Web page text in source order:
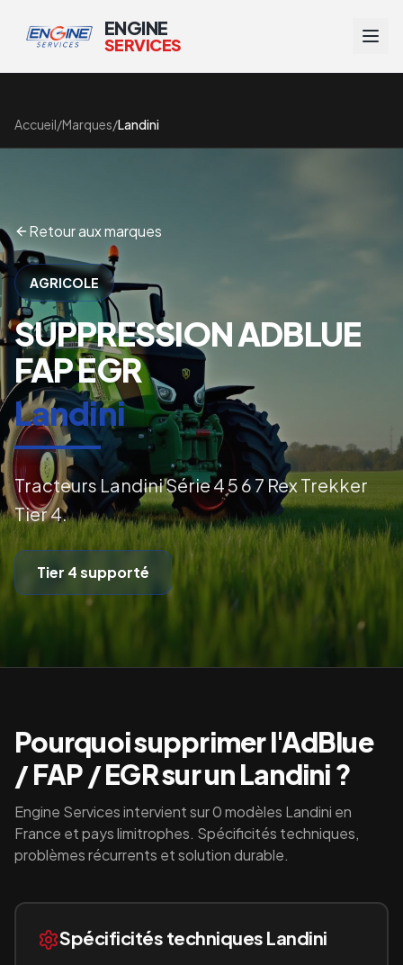
ENGINE
SERVICES
Accueil/Marques/Landini
Retour aux marques
AGRICOLE
SUPPRESSION ADBLUE
FAP EGR
Landini
Tracteurs Landini Série 4 5 6 7 Rex Trekker
Tier 4.
Tier 4supporté
Pourquoi supprimer l'AdBlue
/ FAP / EGR sur unLandini?
Engine Services intervient sur0modèles Landini en
France et pays limitrophes. Spécificités techniques,
problèmes récurrents et solution durable.
Spécificités techniques Landini